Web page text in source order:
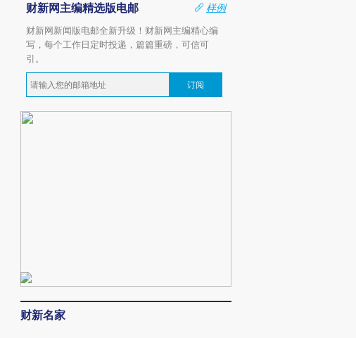
财新网主编精选版电邮
样例
财新网新闻版电邮全新升级！财新网主编精心编
写，每个工作日定时投递，篇篇重磅，可信可
引。
订阅
财新名家